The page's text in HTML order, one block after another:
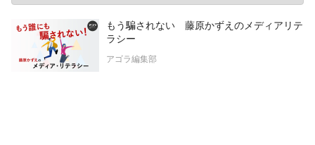
もう騙されない 藤原かずえのメディアリテ
ラシー
アゴラ編集部